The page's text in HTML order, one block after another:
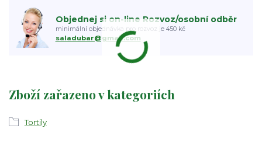
Zboží zařazeno v kategoriích
Tortily
Objednej si on-line Rozvoz/osobní odběr
minimální objednávka pro rozvoz je 450 kč
saladubar@gmail.com